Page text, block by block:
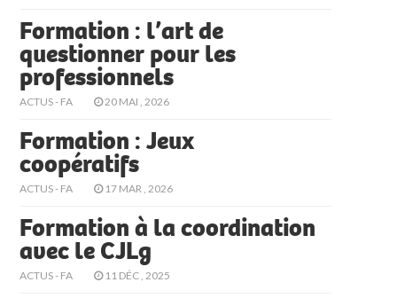
Formation : l’art de
questionner pour les
professionnels
ACTUS - FA 20 MAI , 2026
Formation : Jeux
coopératifs
ACTUS - FA 17 MAR , 2026
Formation à la coordination
avec le CJLg
ACTUS - FA 11 DÉC , 2025